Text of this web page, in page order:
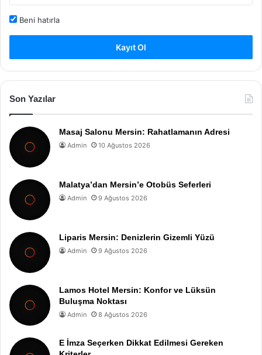
Beni hatırla
Kayıt Ol
Son Yazılar
Masaj Salonu Mersin: Rahatlamanın Adresi
Admin 10 Ağustos 2026
Malatya’dan Mersin’e Otobüs Seferleri
Admin 9 Ağustos 2026
Liparis Mersin: Denizlerin Gizemli Yüzü
Admin 9 Ağustos 2026
Lamos Hotel Mersin: Konfor ve Lüksün
Buluşma Noktası
Admin 8 Ağustos 2026
E İmza Seçerken Dikkat Edilmesi Gereken